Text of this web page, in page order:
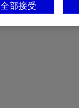
全部接受